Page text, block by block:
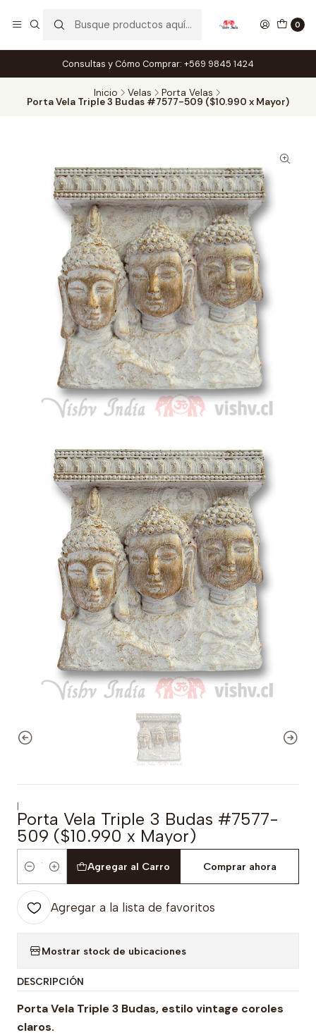
0
Consultas y Cómo Comprar: +569 9845 1424
Inicio Velas Porta Velas
Porta Vela Triple 3 Budas #7577-509 ($10.990 x Mayor)
|
Porta Vela Triple 3 Budas #7577-
509 ($10.990 x Mayor)
Cantidad
Agregar al Carro Comprar ahora
Agregar a la lista de favoritos
Mostrar stock de ubicaciones
DESCRIPCIÓN
Porta Vela Triple 3 Budas, estilo vintage coroles
claros.